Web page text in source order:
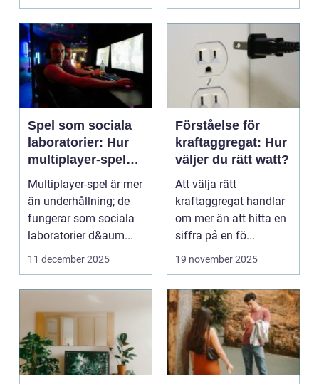
Spel som sociala
laboratorier: Hur
multiplayer-spel
speglar mänskligt
beteende
Multiplayer-spel är mer
än underhållning; de
fungerar som sociala
laboratorier d&aum...
11 december 2025
Förståelse för
kraftaggregat: Hur
väljer du rätt watt?
Att välja rätt
kraftaggregat handlar
om mer än att hitta en
siffra på en fö...
19 november 2025